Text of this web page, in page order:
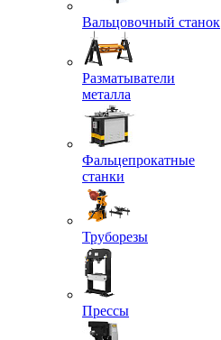
Вальцовочный станок
Разматыватели
металла
Фальцепрокатные
станки
Труборезы
Прессы